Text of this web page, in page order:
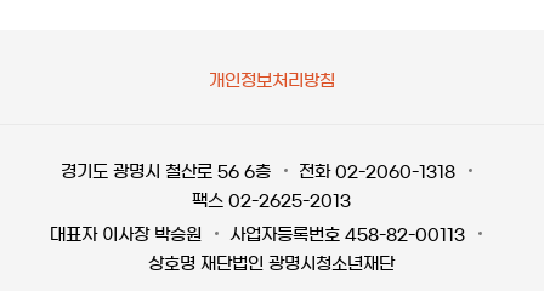
개인정보처리방침
경기도 광명시 철산로 56 6층
전화 02-2060-1318
팩스 02-2625-2013
대표자 이사장 박승원
사업자등록번호 458-82-00113
상호명 재단법인 광명시청소년재단